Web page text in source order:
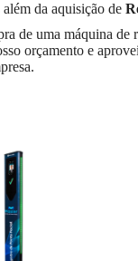
da aquisição de
de uma máquina de
orçamento e